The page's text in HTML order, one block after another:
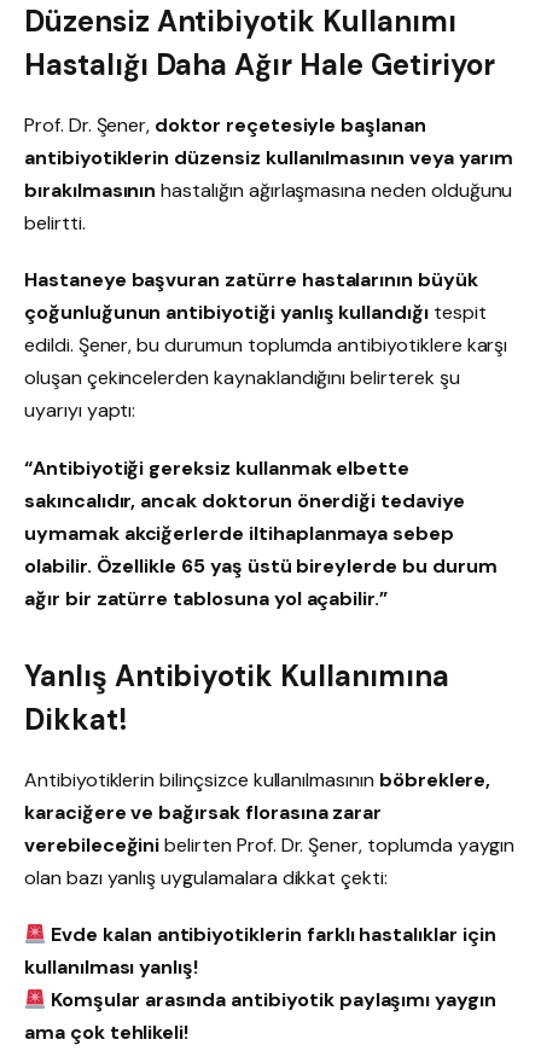
Düzensiz Antibiyotik Kullanımı
Hastalığı Daha Ağır Hale Getiriyor
Prof. Dr. Şener, doktor reçetesiyle başlanan
antibiyotiklerin düzensiz kullanılmasının veya yarım
bırakılmasının hastalığın ağırlaşmasına neden olduğunu
belirtti.
Hastaneye başvuran zatürre hastalarının büyük
çoğunluğunun antibiyotiği yanlış kullandığıtespit
edildi. Şener, bu durumun toplumda antibiyotiklere karşı
oluşan çekincelerden kaynaklandığını belirterek şu
uyarıyı yaptı:
“Antibiyotiği gereksiz kullanmak elbette
sakıncalıdır, ancak doktorun önerdiği tedaviye
uymamak akciğerlerde iltihaplanmaya sebep
olabilir. Özellikle 65 yaş üstü bireylerde bu durum
ağır bir zatürre tablosuna yol açabilir.”
Yanlış Antibiyotik Kullanımına
Dikkat!
Antibiyotiklerin bilinçsizce kullanılmasının böbreklere,
karaciğere ve bağırsak florasına zarar
verebileceğinibelirten Prof. Dr. Şener, toplumda yaygın
olan bazı yanlış uygulamalara dikkat çekti:
Evde kalan antibiyotiklerin farklı hastalıklar için
kullanılması yanlış!
Komşular arasında antibiyotik paylaşımı yaygın
ama çok tehlikeli!